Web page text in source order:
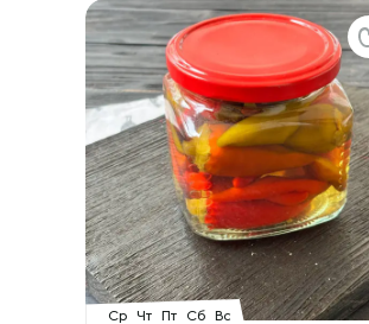
Ср Чт Пт Сб Вс